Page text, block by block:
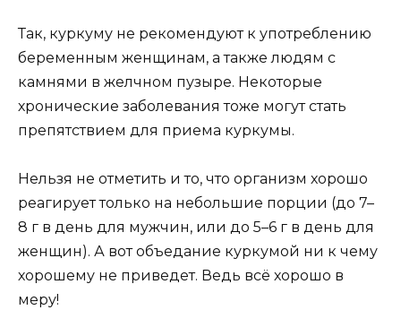
Так, куркуму не рекомендуют к употреблению
беременным женщинам, а также людям с
камнями в желчном пузыре. Некоторые
хронические заболевания тоже могут стать
препятствием для приема куркумы.
Нельзя не отметить и то, что организм хорошо
реагирует только на небольшие порции (до 7–
8 г в день для мужчин, или до 5–6 г в день для
женщин). А вот объедание куркумой ни к чему
хорошему не приведет. Ведь всё хорошо в
меру!